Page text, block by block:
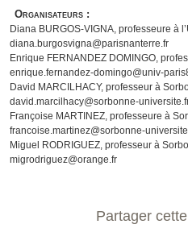
Organisateurs :
Diana BURGOS-VIGNA, professeure à
diana.burgosvigna@parisnanterre.fr
Enrique FERNANDEZ DOMINGO,
enrique.fernandez-domingo@univ-
David MARCILHACY, professeur à
david.marcilhacy@sorbonne-
Françoise MARTINEZ, professeure à
francoise.martinez@sorbonne-
Miguel RODRIGUEZ, professeur à
migrodriguez@orange.fr
Partager